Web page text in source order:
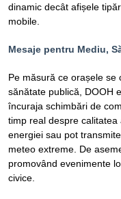
dinamic decât afișele
mobile.
Mesaje pentru Mediu,
Pe măsură ce orașele se
sănătate publică, DOOH
încuraja schimbări de
timp real despre
energiei sau pot
meteo extreme. De
promovând evenimente
civice.